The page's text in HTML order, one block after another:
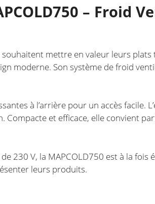
– Froid
mettre en valeur leurs
moderne. Son système de froid
à l’arrière pour un accès facile.
Compacte et efficace, elle convient
230 V, la MAPCOLD750 est à la fois
leurs produits.